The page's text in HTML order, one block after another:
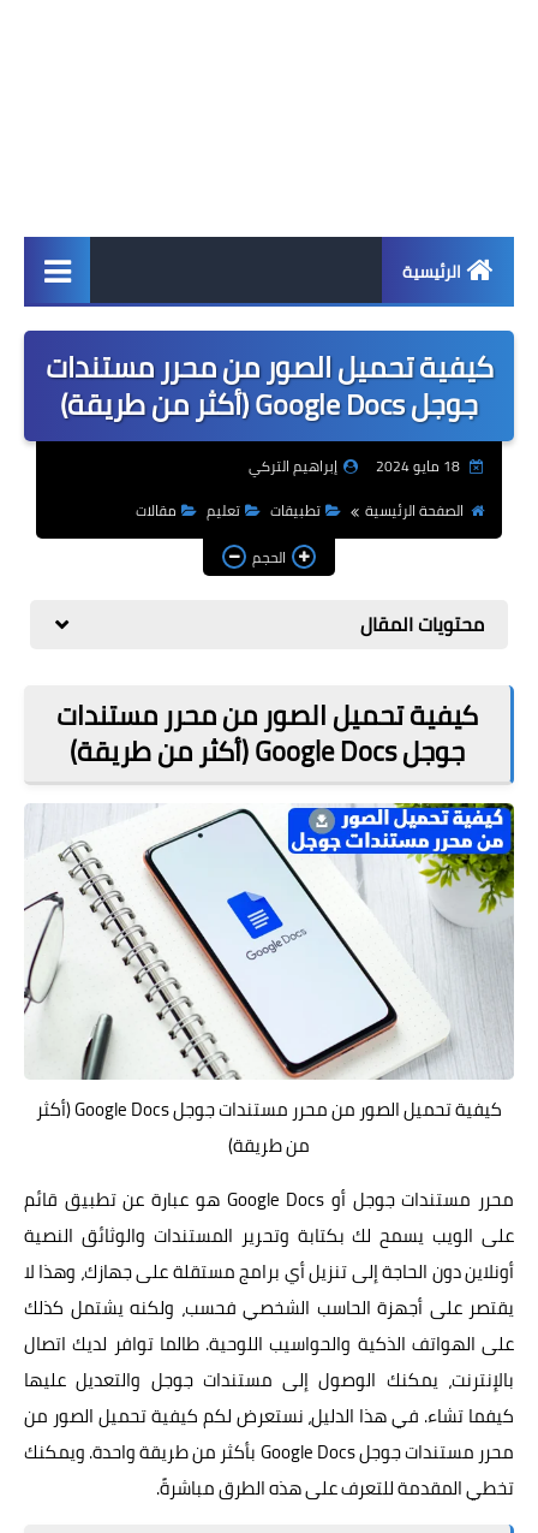
الرئيسية
اخبار
ابل
اندرويد
مراجعات
الربح من الانترنت
ذكاء اصطناعي
كيفية تحميل الصور من محرر مستندات
جوجل Google Docs (أكثر من طريقة)
18 مايو 2024
إبراهيم التركي
الصفحة الرئيسية
تطبيقات تعليم
مقالات
الحجم
محتويات المقال
كيفية تحميل الصور من محرر مستندات
جوجل Google Docs (أكثر من طريقة)
كيفية تحميل الصور من محرر مستندات جوجل Google Docs (أكثر
من طريقة)
محرر مستندات جوجل أو Google Docs هو عبارة عن تطبيق قائم
على الويب يسمح لك بكتابة وتحرير المستندات والوثائق النصية
أونلاين دون الحاجة إلى تنزيل أي برامج مستقلة على جهازك، وهذا لا
يقتصر على أجهزة الحاسب الشخصي فحسب، ولكنه يشتمل كذلك
على الهواتف الذكية والحواسيب اللوحية. طالما توافر لديك اتصال
بالإنترنت، يمكنك الوصول إلى مستندات جوجل والتعديل عليها
كيفما تشاء. في هذا الدليل، نستعرض لكم كيفية تحميل الصور من
محرر مستندات جوجل Google Docs بأكثر من طريقة واحدة. ويمكنك
تخطي المقدمة للتعرف على هذه الطرق مباشرةً.